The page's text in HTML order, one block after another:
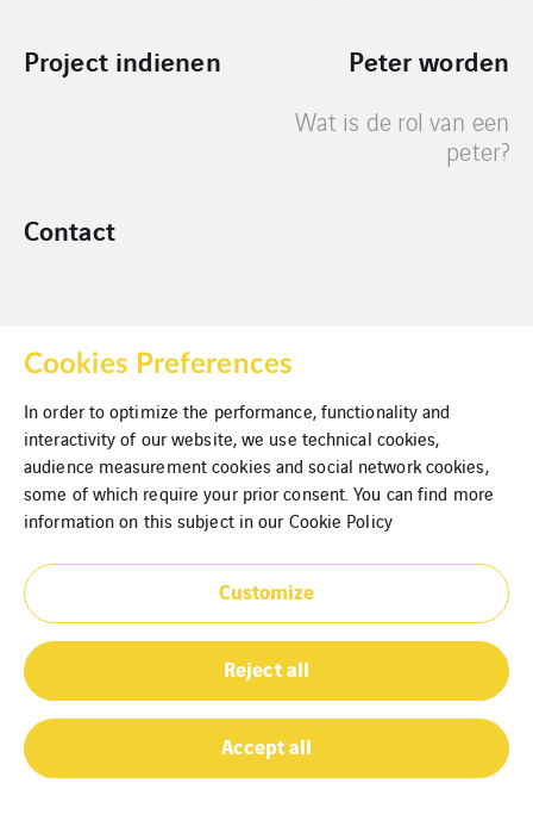
Project indienen Peter worden
Wat is de rol van een
peter?
Contact
VINCI Energies Belgium
VINCI Energies
VINCI
Cookies
Juridische informatie
Privacybeleid
Sitemap
Cookies Preferences
In order to optimize the performance, functionality and
interactivity of our website, we use technical cookies,
audience measurement cookies and social network cookies,
some of which require your prior consent. You can find more
information on this subject in our Cookie Policy
Customize
Reject all
Accept all